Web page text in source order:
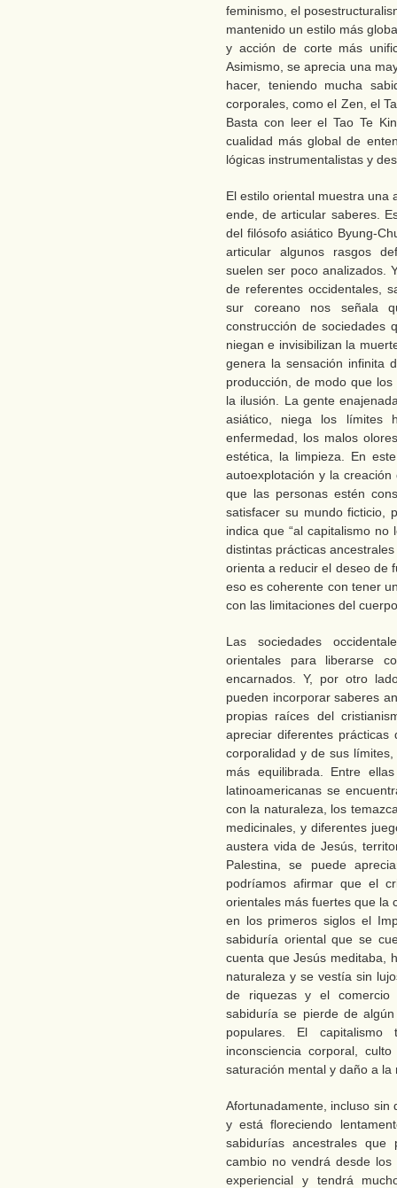
feminismo, el
mantenido un estilo más
y acción de corte más
Asimismo, se aprecia una
hacer, teniendo mucha
corporales, como el Zen, el
Basta con leer el Tao Te
cualidad más global de
lógicas instrumentalistas y
El estilo oriental muestra una
ende, de articular saberes.
del filósofo asiático Byung-
articular algunos rasgos
suelen ser poco analizados.
de referentes occidentales,
sur coreano nos señala
construcción de sociedades
niegan e invisibilizan la
genera la sensación infinita
producción, de modo que
la ilusión. La gente
asiático, niega los límites
enfermedad, los malos
estética, la limpieza. En
autoexplotación y la
que las personas estén
satisfacer su mundo ficticio,
indica que “al capitalismo
distintas prácticas
orienta a reducir el deseo de
eso es coherente con tener
con las limitaciones del
Las sociedades
orientales para liberarse
encarnados. Y, por otro
pueden incorporar saberes
propias raíces del
apreciar diferentes
corporalidad y de sus
más equilibrada. Entre
latinoamericanas se
con la naturaleza, los
medicinales, y diferentes
austera vida de Jesús,
Palestina, se puede
podríamos afirmar que el
orientales más fuertes que la
en los primeros siglos el
sabiduría oriental que se
cuenta que Jesús meditaba,
naturaleza y se vestía sin
de riquezas y el
sabiduría se pierde de
populares. El
inconsciencia corporal,
saturación mental y daño a la
Afortunadamente, incluso sin
y está floreciendo
sabidurías ancestrales
cambio no vendrá desde
experiencial y tendrá